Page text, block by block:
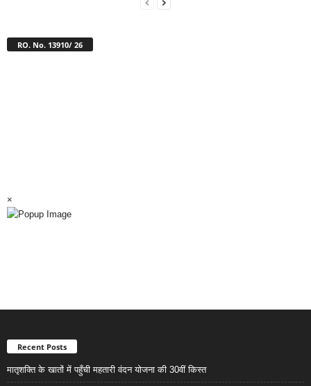
RO. No. 13910/ 26
×
Recent Posts
मातृशक्ति के खातों में पहुँची महतारी वंदन योजना की 30वीं किस्त